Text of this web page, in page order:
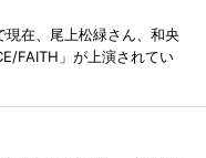
現在、尾上松緑さん、和央
FAITH」が上演されてい